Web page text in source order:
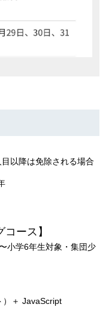
以降は免除される場合
ース】
小学6年生対象・集団少
）＋ JavaScript